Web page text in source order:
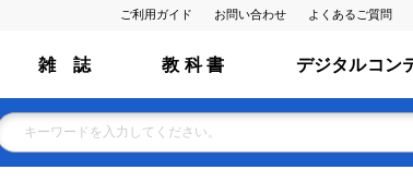
ご利用ガイド お問い合わせ よくあるご質問
雑 誌 教 科 書 デジタルコン